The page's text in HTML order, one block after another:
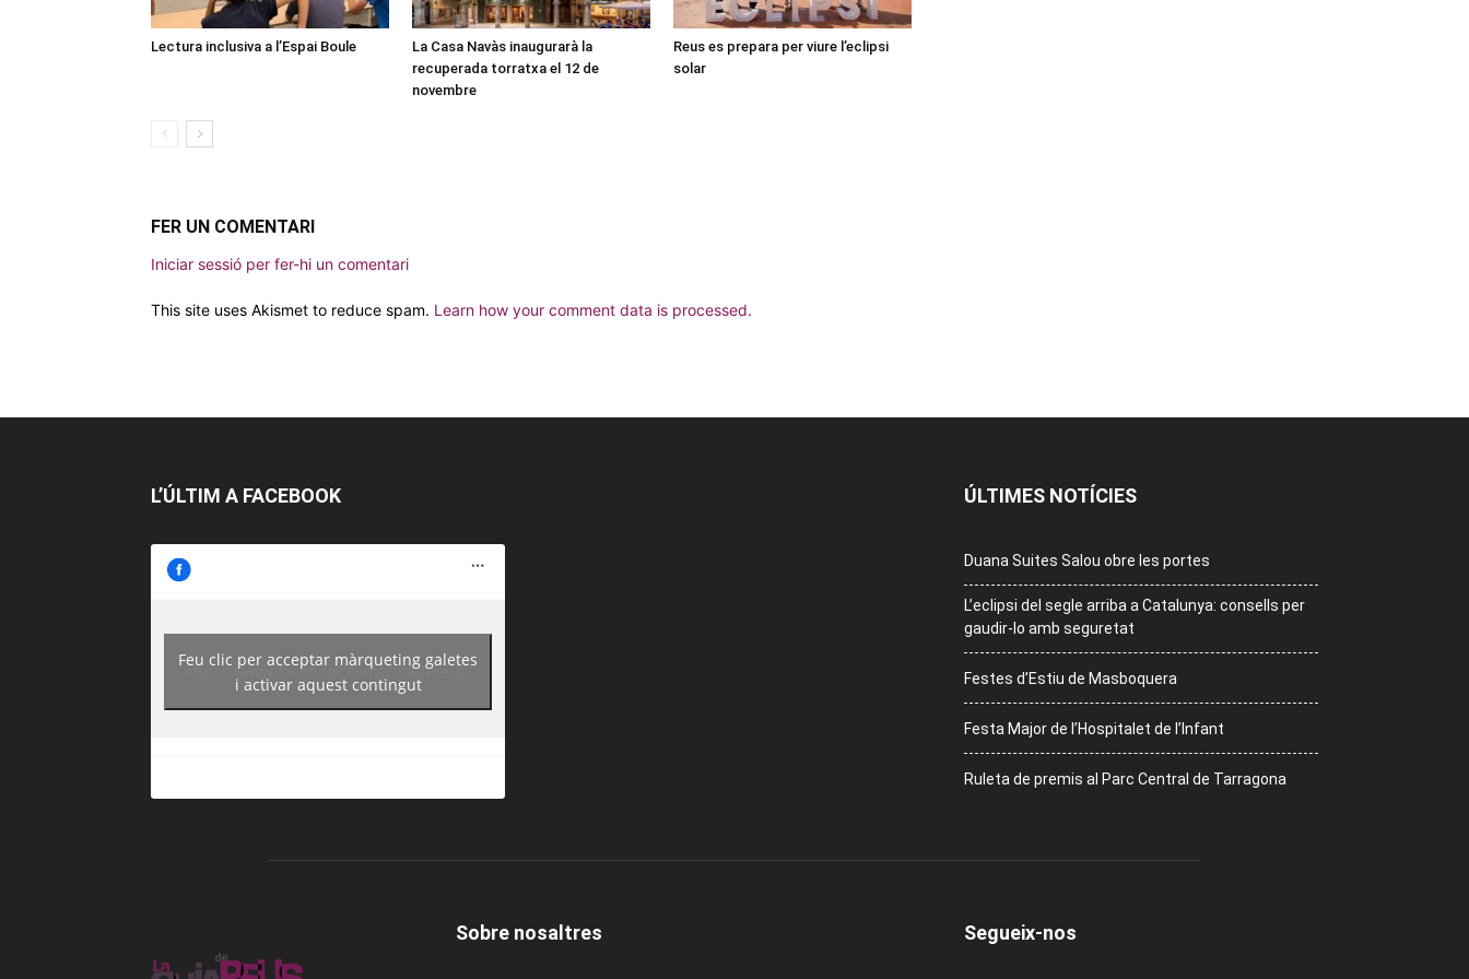
Lectura inclusiva a l’Espai Boule
La Casa Navàs inaugurarà la
recuperada torratxa el 12 de
novembre
Reus es prepara per viure l’eclipsi
solar
FER UN COMENTARI
Iniciar sessió per fer-hi un comentari
This site uses Akismet to reduce spam. Learn how your comment data is processed.
L’ÚLTIM A FACEBOOK
https://www.facebook.com/guiadereus/
Feu clic per acceptar màrqueting galetes
i activar aquest contingut
ÚLTIMES NOTÍCIES
Duana Suites Salou obre les portes
L’eclipsi del segle arriba a Catalunya: consells per
gaudir-lo amb seguretat
Festes d’Estiu de Masboquera
Festa Major de l’Hospitalet de l’Infant
Ruleta de premis al Parc Central de Tarragona
Sobre nosaltres Segueix-nos